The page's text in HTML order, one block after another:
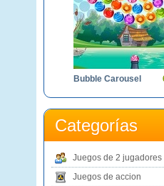
Bubble Carousel
Categorías
Juegos de 2 jugadores
Juegos de accion